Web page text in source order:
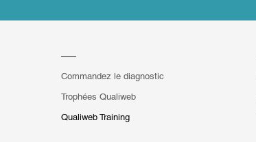
Commandez le diagnostic
Trophées Qualiweb
Qualiweb Training